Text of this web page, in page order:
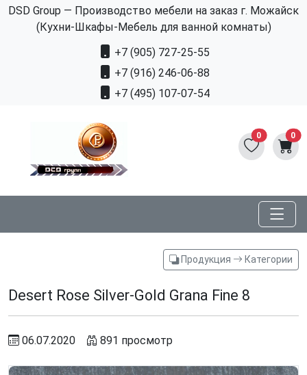
DSD Group — Производство мебели на заказ г. Можайск
(Кухни-Шкафы-Мебель для ванной комнаты)
+7 (905) 727-25-55
+7 (916) 246-06-88
+7 (495) 107-07-54
0 0
Продукция Категории
Desert Rose Silver-Gold Grana Fine 8
06.07.2020 891 просмотр